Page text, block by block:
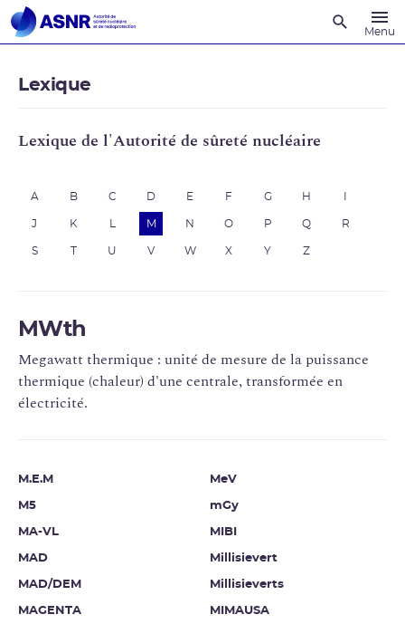
Menu
Lexique
Lexique de l'Autorité de sûreté nucléaire
A B C D E F G H
J K M N O P Q R
S U V W X Y Z
MWth
Megawatt thermique : unité de mesure de la puissance
thermique (chaleur) d'une centrale, transformée en
électricité.
M.E.M
M5
MA-VL
MAD
MAD/DEM
MAGENTA
MeV
mGy
MIBI
Millisievert
Millisieverts
MIMAUSA